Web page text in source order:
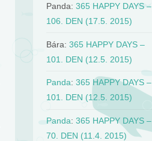
Panda:365 HAPPY DAYS –
106. DEN (17.5. 2015)
Bára:365 HAPPY DAYS –
101. DEN (12.5. 2015)
Panda:365 HAPPY DAYS –
101. DEN (12.5. 2015)
Panda:365 HAPPY DAYS –
70. DEN (11.4. 2015)